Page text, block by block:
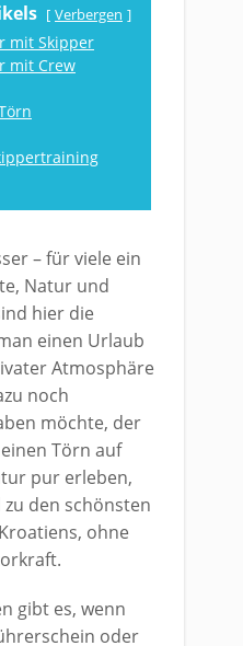
Verbergen
mit Skipper
mit Crew
– für viele ein
Natur und
hier die
einen Urlaub
Atmosphäre
noch
möchte, der
Törn auf
pur erleben,
den schönsten
ohne
gibt es, wenn
oder